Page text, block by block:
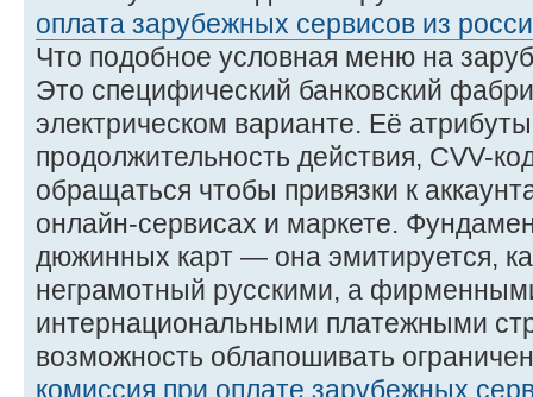
оплата зарубежных сервисов из
Что подобное условная меню на
Это специфический банковский
электрическом варианте. Её
продолжительность действия, CVV-
обращаться чтобы привязки к
онлайн-сервисах и маркете.
дюжинных карт — она эмитируется,
неграмотный русскими, а
интернациональными платежными
возможность облапошивать
комиссия при оплате зарубежных